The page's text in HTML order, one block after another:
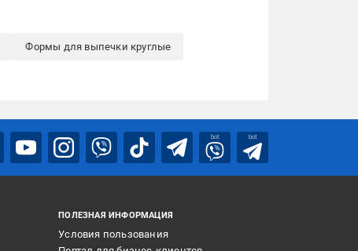
Формы для выпечки круглые
bot bot
ПОЛЕЗНАЯ ИНФОРМАЦИЯ
Условия пользования